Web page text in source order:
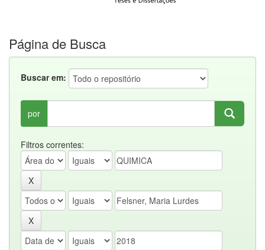
Página de Busca
Buscar em:
por
Filtros correntes: